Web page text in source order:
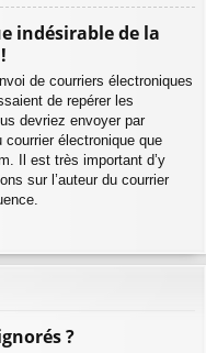
indésirable de la
de courriers électroniques
de repérer les
devriez envoyer par
électronique que
Il est très important d’y
sur l’auteur du courrier
?